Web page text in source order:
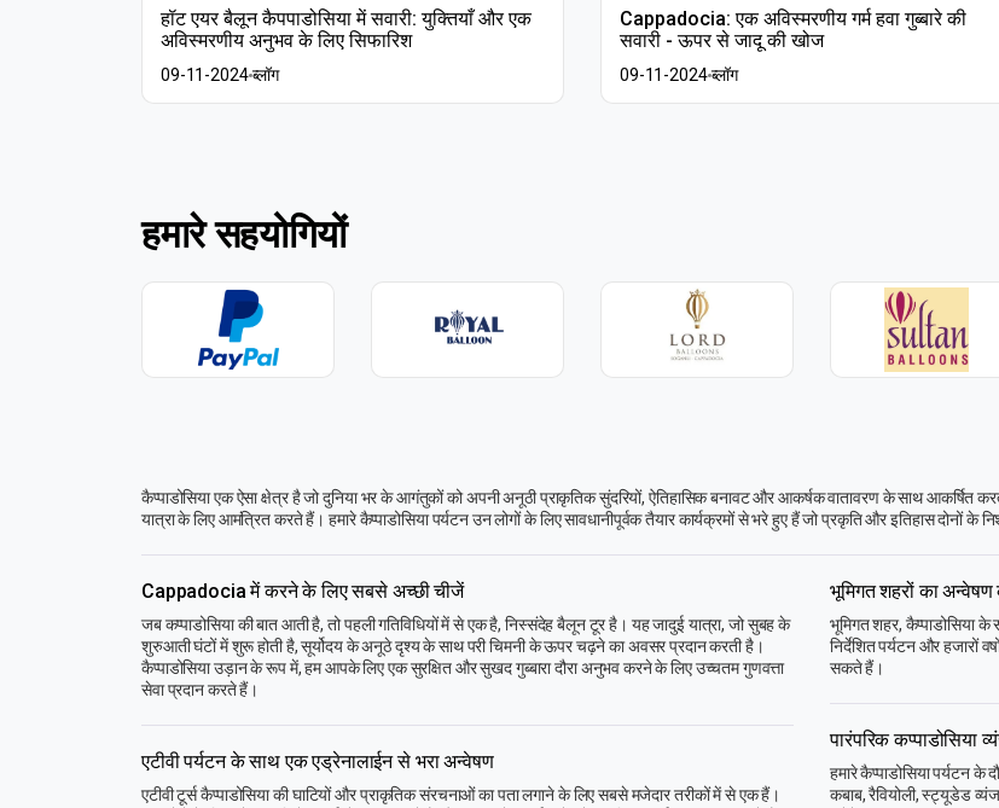
हॉट एयर बैलून कैपपाडोसिया में सवारी: युक्तियाँ और एक
अविस्मरणीय अनुभव के लिए सिफारिश
09-11-2024ब्लॉग
Cappadocia: एक अविस्मरणीय गर्म हवा गुब्बारे की
सवारी - ऊपर से जादू की खोज
09-11-2024ब्लॉग
हमारे सहयोगियों
कैप्पाडोसिया एक ऐसा क्षेत्र है जो दुनिया भर के आगंतुकों को अपनी अनूठी प्राकृतिक सुंदरियों, ऐतिहासिक बनावट और आकर्षक वातावरण के साथ आकर्षित
यात्रा के लिए आमंत्रित करते हैं। हमारे कैप्पाडोसिया पर्यटन उन लोगों के लिए सावधानीपूर्वक तैयार कार्यक्रमों से भरे हुए हैं जो प्रकृति और इतिहास दोनों के
Cappadocia में करने के लिए सबसे अच्छी चीजें
जब कप्पाडोसिया की बात आती है, तो पहली गतिविधियों में से एक है, निस्संदेह बैलून टूर है। यह जादुई यात्रा, जो सुबह के
शुरुआती घंटों में शुरू होती है, सूर्योदय के अनूठे दृश्य के साथ परी चिमनी के ऊपर चढ़ने का अवसर प्रदान करती है।
कैप्पाडोसिया उड़ान के रूप में, हम आपके लिए एक सुरक्षित और सुखद गुब्बारा दौरा अनुभव करने के लिए उच्चतम गुणवत्ता
सेवा प्रदान करते हैं।
एटीवी पर्यटन के साथ एक एड्रेनालाईन से भरा अन्वेषण
एटीवी टूर्स कैप्पाडोसिया की घाटियों और प्राकृतिक संरचनाओं का पता लगाने के लिए सबसे मजेदार तरीकों में से एक हैं।
भूमिगत शहरों का
भूमिगत शहर, कैप्पाडोसिया
निर्देशित पर्यटन और हजारों
सकते हैं।
पारंपरिक कप्पाडोसिया
हमारे कैप्पाडोसिया पर्यटन
कबाब, रैवियोली, स्ट्यूडेड